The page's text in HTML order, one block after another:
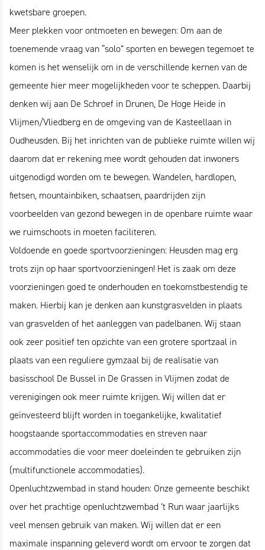
kwetsbare groepen.
Meer plekken voor ontmoeten en bewegen: Om aan de
toenemende vraag van “solo” sporten en bewegen tegemoet te
komen is het wenselijk om in de verschillende kernen van de
gemeente hier meer mogelijkheden voor te scheppen. Daarbij
denken wij aan De Schroef in Drunen, De Hoge Heide in
Vlijmen/Vliedberg en de omgeving van de Kasteellaan in
Oudheusden. Bij het inrichten van de publieke ruimte willen wij
daarom dat er rekening mee wordt gehouden dat inwoners
uitgenodigd worden om te bewegen. Wandelen, hardlopen,
fietsen, mountainbiken, schaatsen, paardrijden zijn
voorbeelden van gezond bewegen in de openbare ruimte waar
we ruimschoots in moeten faciliteren.
Voldoende en goede sportvoorzieningen: Heusden mag erg
trots zijn op haar sportvoorzieningen! Het is zaak om deze
voorzieningen goed te onderhouden en toekomstbestendig te
maken. Hierbij kan je denken aan kunstgrasvelden in plaats
van grasvelden of het aanleggen van padelbanen. Wij staan
ook zeer positief ten opzichte van een grotere sportzaal in
plaats van een reguliere gymzaal bij de realisatie van
basisschool De Bussel in De Grassen in Vlijmen zodat de
verenigingen ook meer ruimte krijgen. Wij willen dat er
geïnvesteerd blijft worden in toegankelijke, kwalitatief
hoogstaande sportaccommodaties en streven naar
accommodaties die voor meer doeleinden te gebruiken zijn
(multifunctionele accommodaties).
Openluchtzwembad in stand houden: Onze gemeente beschikt
over het prachtige openluchtzwembad ’t Run waar jaarlijks
veel mensen gebruik van maken. Wij willen dat er een
maximale inspanning geleverd wordt om ervoor te zorgen dat